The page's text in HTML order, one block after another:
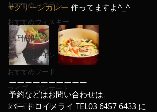
おすすめカクテル
おすすめウィスキー
お店情報
おすすめワイン
おすすめフード
ライブ、コンサート
おすすめビール
#グリーンカレー 作ってますよ^_^
ーーーーーーーーーー
予約などはお問い合わせは、
バー トロイメライ TEL03 6457 6433 に